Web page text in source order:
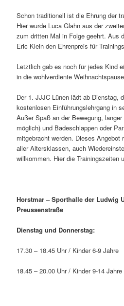
Schon traditionell ist die Ehrung der
Hier wurde Luca Glahn aus der
zum dritten Mal in Folge geehrt. Aus
Eric Klein den Ehrenpreis für
Letztlich gab es noch für jedes Kind
in die wohlverdiente
Der 1. JJJC Lünen lädt ab Dienstag,
kostenlosen Einführungslehrgang in
Außer Spaß an der Bewegung,
möglich) und Badeschlappen oder
mitgebracht werden. Dieses
aller Altersklassen, auch
willkommen. Hier die Trainingszeiten
Horstmar – Sporthalle der Ludwig
Preussenstraße
Dienstag und Donnerstag:
17.30 – 18.45 Uhr / Kinder 6-9 Jahre
18.45 – 20.00 Uhr / Kinder 9-14 Jahre